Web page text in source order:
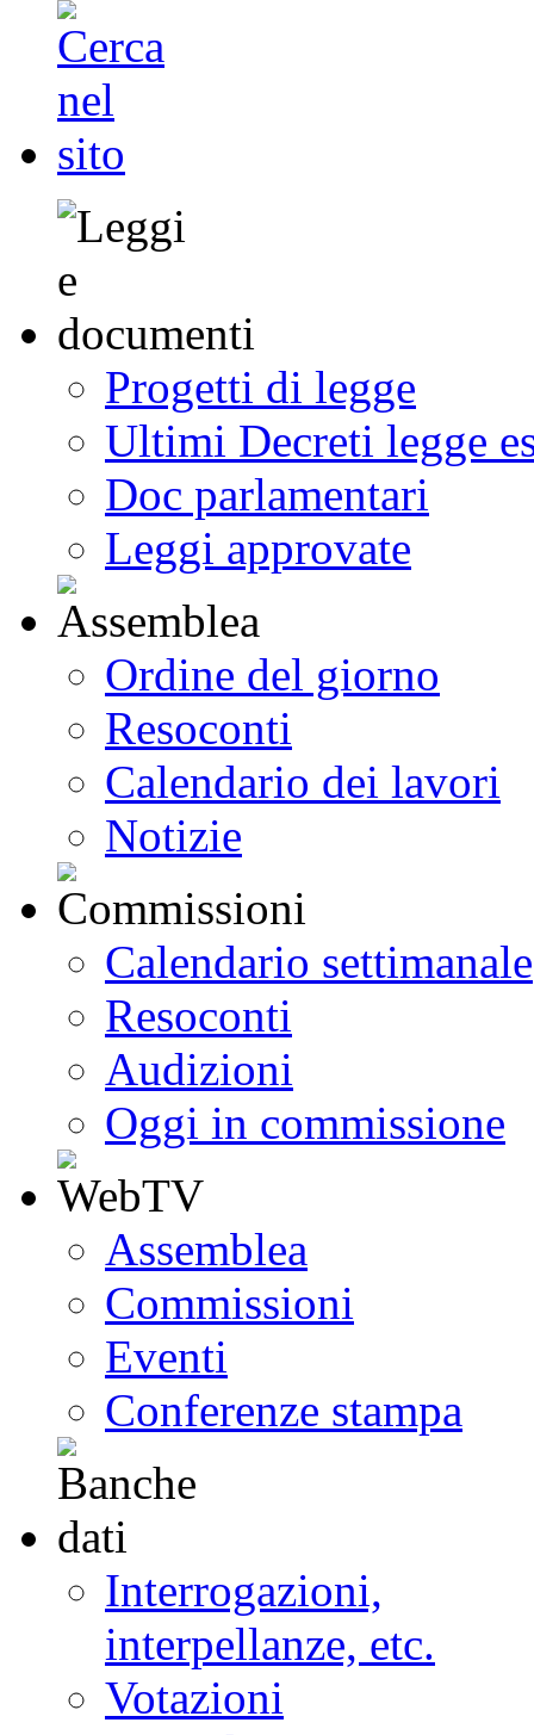
Progetti di legge
Ultimi Decreti legge
Doc parlamentari
Leggi approvate
Ordine del giorno
Resoconti
Calendario dei lavori
Notizie
Calendario settimanale
Resoconti
Audizioni
Oggi in commissione
Assemblea
Commissioni
Eventi
Conferenze stampa
Interrogazioni,
interpellanze, etc.
Votazioni